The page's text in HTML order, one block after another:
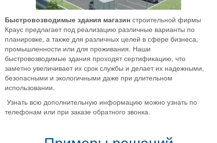
Быстровозводимые здания магазин строительной фирмы
Краус предлагает под реализацию различные варианты по
планировке, а также для различных целей в сфере бизнеса,
промышленности или для проживания. Наши
быстровозводимые здания проходят сертификацию, что
заметно увеличивает их срок службы и делает их надежными,
безопасными и экологичными даже при длительном
использовании.
Узнать всю дополнительную информацию можно узнать по
телефонам или при заказе обратного звонка.